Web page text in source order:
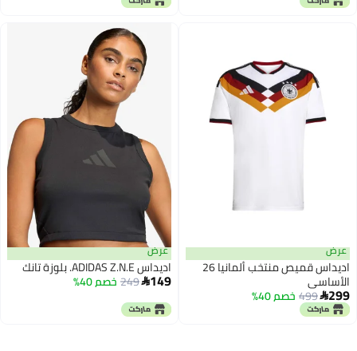
عرض
اديداس قميص منتخب ألمانيا 26
الأساسي
299
499 خصم 40%
عرض
اديداس ADIDAS Z.N.E. بلوزة تانك
149
249 خصم 40%